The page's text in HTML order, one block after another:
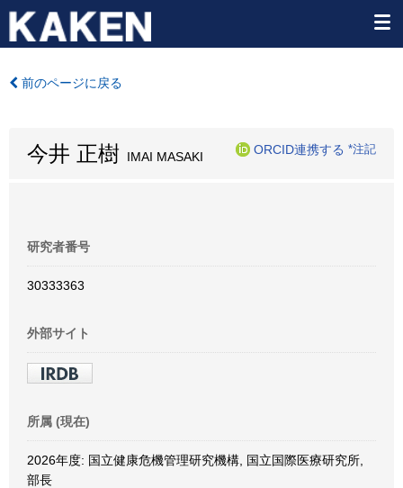
前のページに戻る
今井 正樹 IMAI MASAKI
ORCID連携する *注記
研究者番号
30333363
外部サイト
所属 (現在)
2026年度: 国立健康危機管理研究機構, 国立国際医療研究所,
部長